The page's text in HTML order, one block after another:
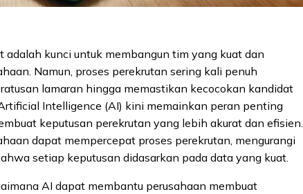
adalah kunci untuk membangun tim yang kuat dan
Namun, proses perekrutan sering kali penuh
lamaran hingga memastikan kecocokan kandidat
Intelligence (AI) kini memainkan peran penting
keputusan perekrutan yang lebih akurat dan efisien.
dapat mempercepat proses perekrutan, mengurangi
setiap keputusan didasarkan pada data yang kuat.
AI dapat membantu perusahaan membuat